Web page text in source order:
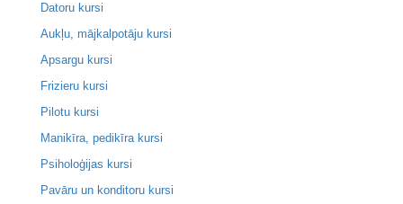
Datoru kursi
Aukļu, mājkalpotāju kursi
Apsargu kursi
Frizieru kursi
Pilotu kursi
Manikīra, pedikīra kursi
Psiholoģijas kursi
Pavāru un konditoru kursi